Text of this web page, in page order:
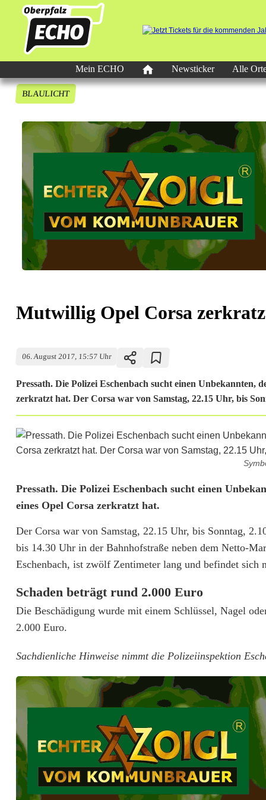
Mein ECHO Newsticker Alle
BLAULICHT
Mutwillig Opel Corsa
06. August 2017, 15:57 Uhr
Pressath. Die Polizei Eschenbach sucht einen Unbekannten,
zerkratzt hat. Der Corsa war von Samstag, 22.15 Uhr, bis
M
u
t
w
l
l
i
O
p
e
l
C
Pressath. Die Polizei Eschenbach sucht einen
eines Opel Corsa zerkratzt hat.
Der Corsa war von Samstag, 22.15 Uhr, bis Sonntag,
bis 14.30 Uhr in der Bahnhofstraße neben dem Netto-
Eschenbach, ist zwölf Zentimeter lang und befindet sich
Schaden beträgt rund 2.000 Euro
Die Beschädigung wurde mit einem Schlüssel, Nagel
2.000 Euro.
Sachdienliche Hinweise nimmt die Polizeiinspektion